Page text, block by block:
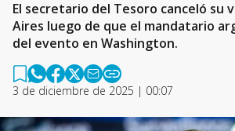
El secretario del Tesoro canceló su
Aires luego de que el mandatario
del evento en Washington.
3 de diciembre de 2025 | 00:07